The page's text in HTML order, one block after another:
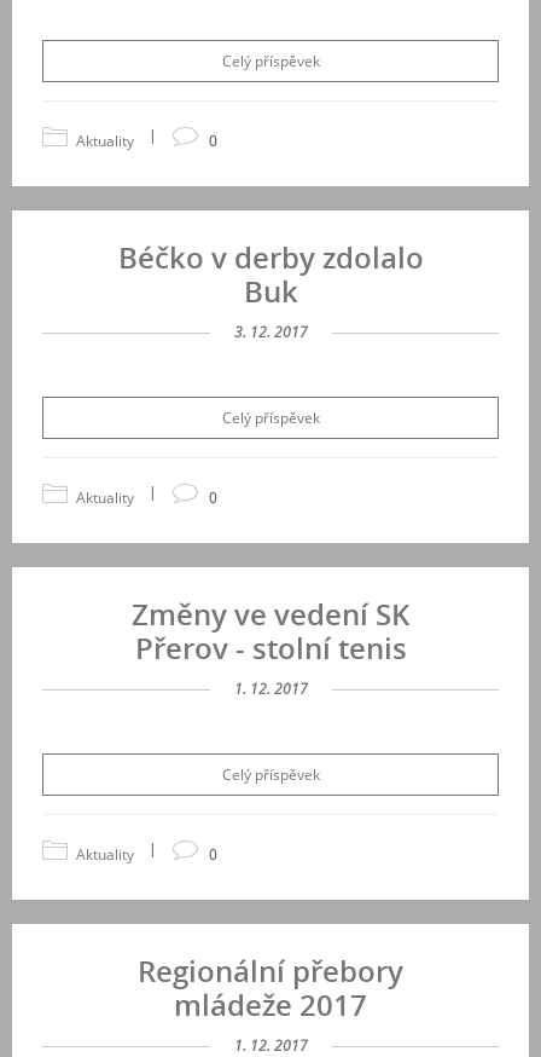
Celý příspěvek
Aktuality | 0
Béčko v derby zdolalo
Buk
3. 12. 2017
Celý příspěvek
Aktuality | 0
Změny ve vedení SK
Přerov - stolní tenis
1. 12. 2017
Celý příspěvek
Aktuality | 0
Regionální přebory
mládeže 2017
1. 12. 2017